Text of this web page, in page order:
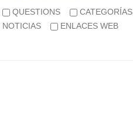
QUESTIONS CATEGORÍAS
NOTICIAS
ENLACES WEB